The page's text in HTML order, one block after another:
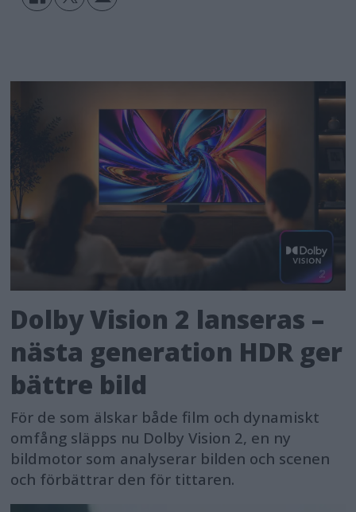
Dolby Vision 2 lanseras –
nästa generation HDR ger
bättre bild
För de som älskar både film och dynamiskt
omfång släpps nu Dolby Vision 2, en ny
bildmotor som analyserar bilden och scenen
och förbättrar den för tittaren.